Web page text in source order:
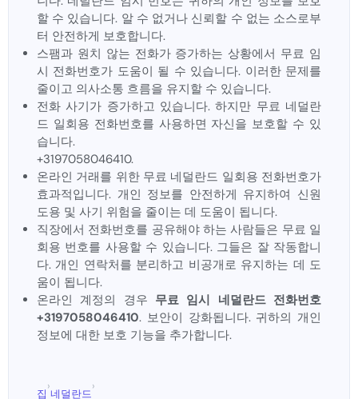
할 수 있습니다. 알 수 없거나 신뢰할 수 없는 소스로부
터 안전하게 보호합니다.
스팸과 원치 않는 전화가 증가하는 상황에서 무료 임
시 전화번호가 도움이 될 수 있습니다. 이러한 문제를
줄이고 의사소통 흐름을 유지할 수 있습니다.
전화 사기가 증가하고 있습니다. 하지만 무료 네덜란
드 일회용 전화번호를 사용하면 자신을 보호할 수 있
습니다.
+3197058046410.
온라인 거래를 위한 무료 네덜란드 일회용 전화번호가
효과적입니다. 개인 정보를 안전하게 유지하여 신원
도용 및 사기 위험을 줄이는 데 도움이 됩니다.
직장에서 전화번호를 공유해야 하는 사람들은 무료 일
회용 번호를 사용할 수 있습니다. 그들은 잘 작동합니
다. 개인 연락처를 분리하고 비공개로 유지하는 데 도
움이 됩니다.
온라인 계정의 경우 무료 임시 네덜란드 전화번호
+3197058046410. 보안이 강화됩니다. 귀하의 개인
정보에 대한 보호 기능을 추가합니다.
집
›
네덜란드
›